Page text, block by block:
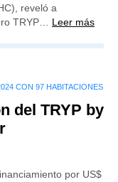
reveló a
TRYP… Leer más
CON 97 HABITACIONES
del TRYP by
por US$